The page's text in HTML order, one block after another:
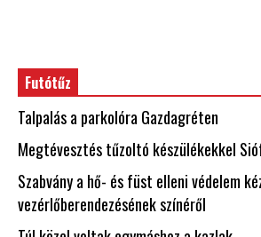
Futótűz
Talpalás a parkolóra Gazdagréten
Megtévesztés tűzoltó készülékekkel
Szabvány a hő- és füst elleni védelem
vezérlőberendezésének színéről